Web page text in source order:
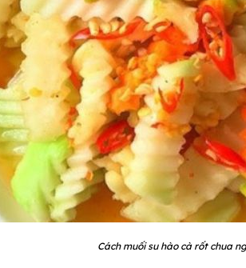
Cách muối su hào cà rốt chua